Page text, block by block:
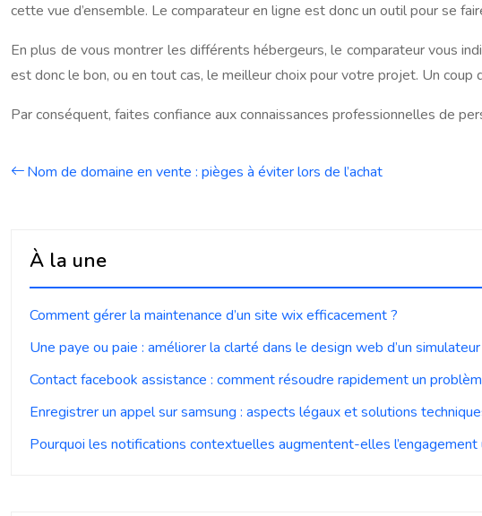
cette vue d’ensemble. Le comparateur en ligne est donc un outil pour se
En plus de vous montrer les différents hébergeurs, le comparateur vous
est donc le bon, ou en tout cas, le meilleur choix pour votre projet. Un coup
Par conséquent, faites confiance aux connaissances professionnelles de
Nom de domaine en vente : pièges à éviter lors de l’achat
À la une
Comment gérer la maintenance d’un site wix efficacement ?
Une paye ou paie : améliorer la clarté dans le design web d’un simulateur
Contact facebook assistance : comment résoudre rapidement un
Enregistrer un appel sur samsung : aspects légaux et solutions
Pourquoi les notifications contextuelles augmentent-elles l’engagement